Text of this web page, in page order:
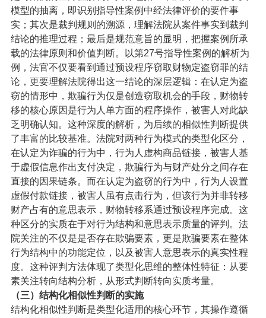
模型的抽离，即识别指导性案例中经法律评价的要件事
实；其次是裁判规则的溯源，理解法院从案件事实到裁判
结论的推理过程；最后是规范意旨的显明，把握案例所承
载的法律原则和价值判断。
以第27号指导性案例的解析为
例，法官不仅要看到通过预设程序窃取财物定盗窃罪的结
论，更要理解法院得出这一结论的深层逻辑：在认定为盗
窃的情形中，欺骗行为仅是创造窃取机会的手段，财物转
移的核心原因是行为人单方面的程序操作，被害人对此缺
乏明确认知。这种深度的解析，为后续的相似性判断提供
了丰富的比较基准。法院对两种行为模式的类型化区分，
在认定为诈骗的行为中，行为人虚构商品链接，被害人基
于虚假信息作出支付决定，欺骗行为与财产处分之间存在
直接的因果链条。而在认定为盗窃的行为中，行为人设置
虚假付款链接，被害人虽有点击行为，但该行为并非转移
财产占有的意思表示，财物转移系通过预设程序完成。这
种区分的实质在于对行为结构和意思表示质量的评判。法
院关注的不仅是是否存在欺骗要素，更是欺骗要素在整体
行为结构中的功能定位，以及被害人意思表示的真实性程
度。这种评判方法体现了类型化思维的整体性特征：从要
素关注转向结构分析，从形式判断转向实质考量。
（三） 结构化相似性判断的实施
结构化相似性判断是类型化适用的核心环节，其操作遵循